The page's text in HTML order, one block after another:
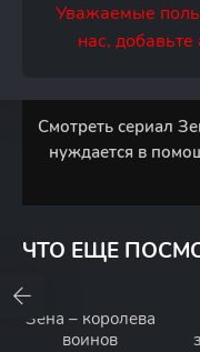
Уважаемые
нас,
Смотреть сериал
нуждается в
ЧТО ЕЩЕ
Зена – королева
воинов